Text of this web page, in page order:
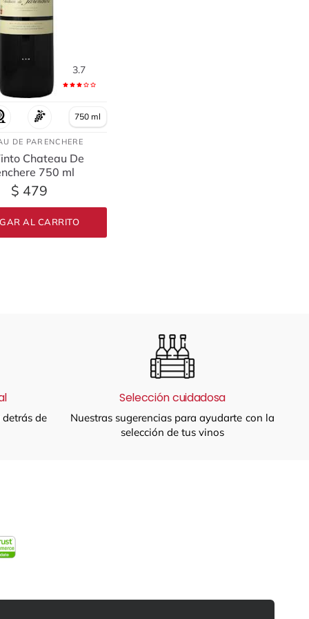
3.7
750 ml
DE PARENCHERE
Chateau De
750 ml
$ 479
AL CARRITO
de
Selección cuidadosa
Nuestras sugerencias para ayudarte con la
selección de tus vinos